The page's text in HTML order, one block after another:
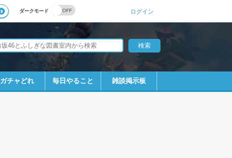
ダークモード ログイン
ガチャどれ 毎日やること 雑談掲示板